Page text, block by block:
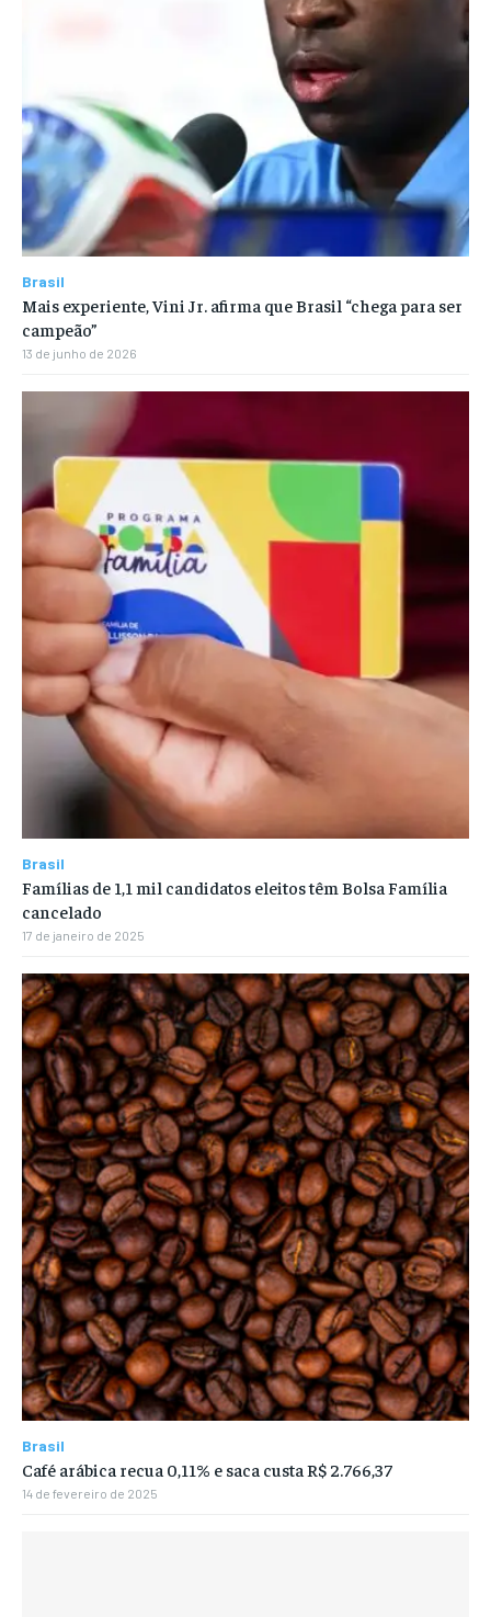
Brasil
Mais experiente, Vini Jr. afirma que Brasil “chega para ser
campeão”
13 de junho de 2026
Brasil
Famílias de 1,1 mil candidatos eleitos têm Bolsa Família
cancelado
17 de janeiro de 2025
Brasil
Café arábica recua 0,11% e saca custa R$ 2.766,37
14 de fevereiro de 2025